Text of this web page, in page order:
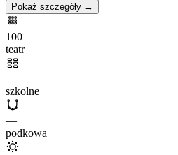
Pokaż szczegóły →
100
teatr
—
szkolne
—
podkowa